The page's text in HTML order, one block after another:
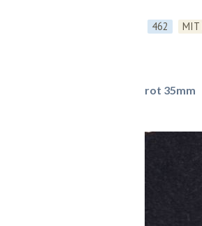
462 MIT
rot 35mm